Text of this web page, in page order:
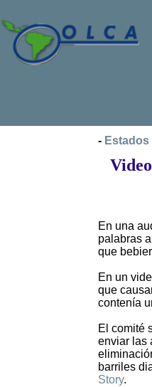
-
En una
palabras
que
En un
que
contenía
El comité
enviar las
barriles
Story.